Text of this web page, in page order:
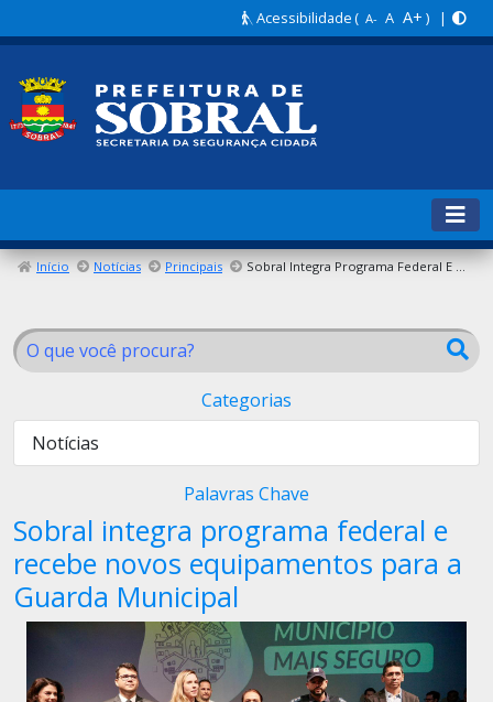
Acessibilidade( A- A A+ ) |
Início Notícias Principais Sobral Integra Programa Federal E Recebe Novos Equipamentos Para A Guarda Municipal
Categorias
Notícias
Palavras Chave
Sobral integra programa federal e
recebe novos equipamentos para a
Guarda Municipal